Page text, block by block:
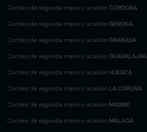
Coches de segunda mano y ocasión CÓRDOBA
Coches de segunda mano y ocasión GERONA
Coches de segunda mano y ocasión GRANADA
Coches de segunda mano y ocasión
Coches de segunda mano y ocasión HUESCA
Coches de segunda mano y ocasión LA CORUÑA
Coches de segunda mano y ocasión MADRID
Coches de segunda mano y ocasión MÁLAGA